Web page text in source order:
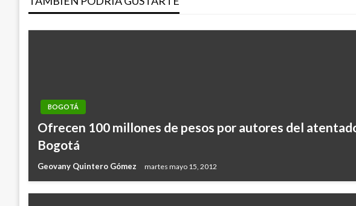
entradas
BOGOTÁ
Ofrecen 100 millones de pesos por autores del
Bogotá
Geovany Quintero Gómez martes mayo 15, 2012